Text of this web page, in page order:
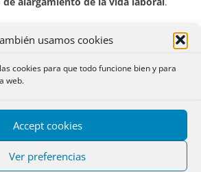
usamos cookies
cookies para que todo funcione bien y para
web.
Accept cookies
Ver preferencias
adicionales de la propia Ley.
primera. Regula elcomplemento
para quienes hayan accedido a la
de 2021 en determinados supuestos
y, en su caso, baja cuantía.